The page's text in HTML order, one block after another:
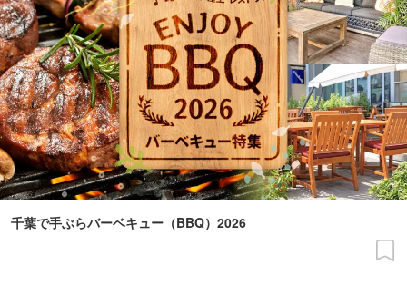
千葉で手ぶらバーベキュー（BBQ）2026